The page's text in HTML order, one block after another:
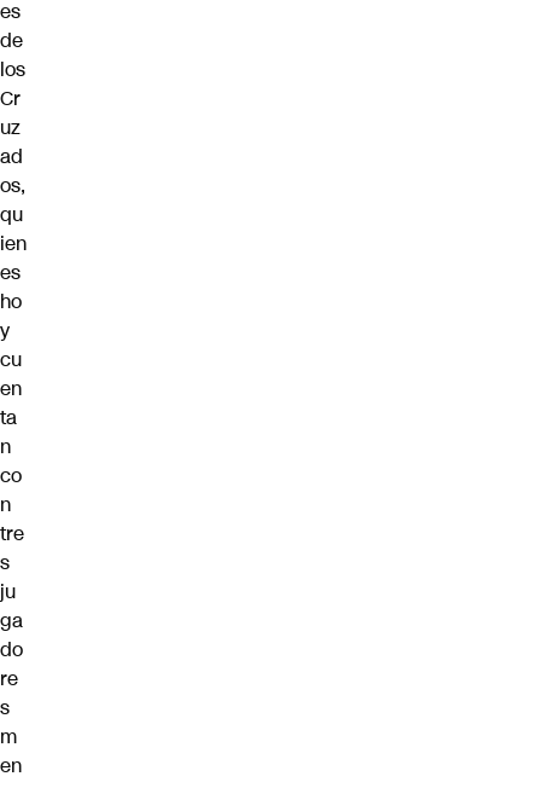
es
de
los
Cr
uz
ad
os,
qu
ien
es
ho
y
cu
en
ta
n
co
n
tre
s
ju
ga
do
re
s
m
en